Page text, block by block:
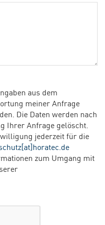
aus dem
meiner Anfrage
Die Daten werden nach
Ihrer Anfrage gelöscht.
jederzeit für die
zum Umgang mit